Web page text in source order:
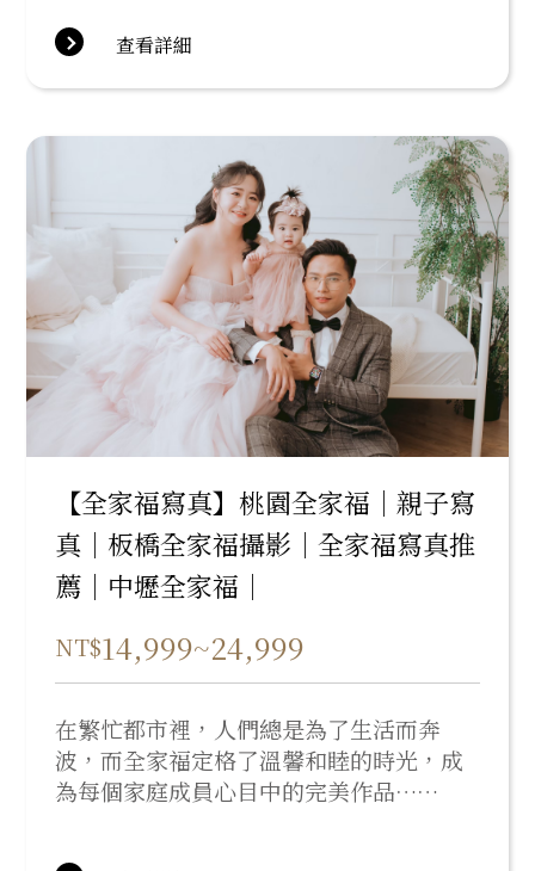
查看詳細
【全家福寫真】桃園全家福｜親子寫
真｜板橋全家福攝影｜全家福寫真推
薦｜中壢全家福｜
NT$14,999~24,999
在繁忙都市裡，人們總是為了生活而奔
波，而全家福定格了溫馨和睦的時光，成
為每個家庭成員心目中的完美作品……